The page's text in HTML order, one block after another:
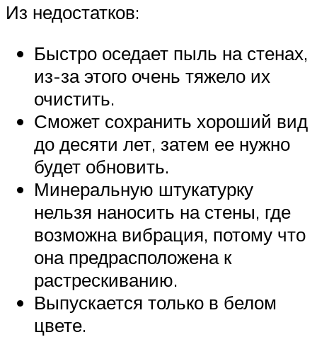
Из недостатков:
Быстро оседает пыль на стенах,
из-за этого очень тяжело их
очистить.
Сможет сохранить хороший вид
до десяти лет, затем ее нужно
будет обновить.
Минеральную штукатурку
нельзя наносить на стены, где
возможна вибрация, потому что
она предрасположена к
растрескиванию.
Выпускается только в белом
цвете.